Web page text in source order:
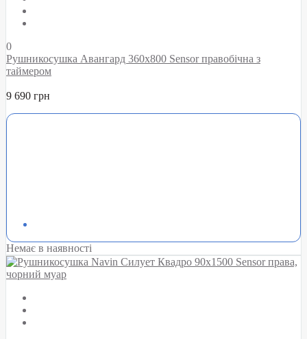
0
Рушникосушка Авангард 360х800 Sensor правобічна з
таймером
9 690 грн
Немає в наявності